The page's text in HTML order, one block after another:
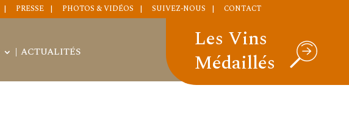
PRESSE PHOTOS & VIDÉOS SUIVEZ-NOUS CONTACT
ACTUALITÉS
Les Vins
Médaillés